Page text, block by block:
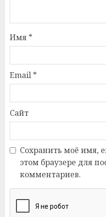
Имя *
Email *
Сайт
Сохранить моё имя,
этом браузере для
комментариев.